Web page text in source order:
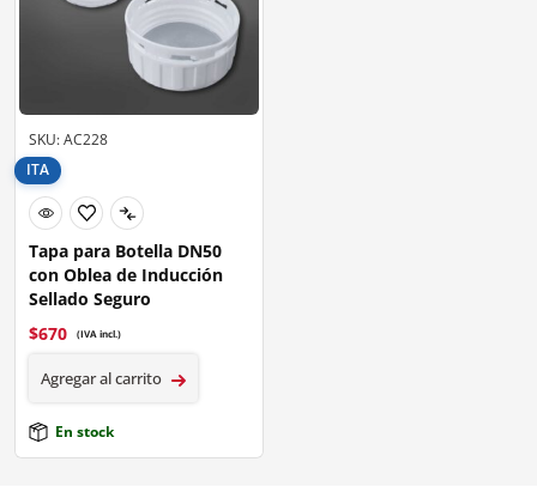
SKU: AC228
ITA
Tapa para Botella DN50
con Oblea de Inducción
Sellado Seguro
$670 (IVA incl.)
Agregar al carrito
En stock